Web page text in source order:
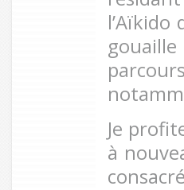
l’Aïkido
Je
à